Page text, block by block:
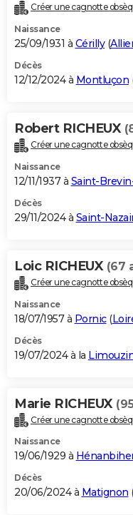
Créer une cagnotte
Naissance
25/09/1931 à Cérilly(
Décès
12/12/2024 à Montluçon
Robert RICHEUX
Créer une cagnotte
Naissance
12/11/1937 à Saint-
Décès
29/11/2024 à Saint-
Loic RICHEUX (67
Créer une cagnotte
Naissance
18/07/1957 à Pornic(
Décès
19/07/2024 à la
Marie RICHEUX
Créer une cagnotte
Naissance
19/06/1929 à
Décès
20/06/2024 à Matignon